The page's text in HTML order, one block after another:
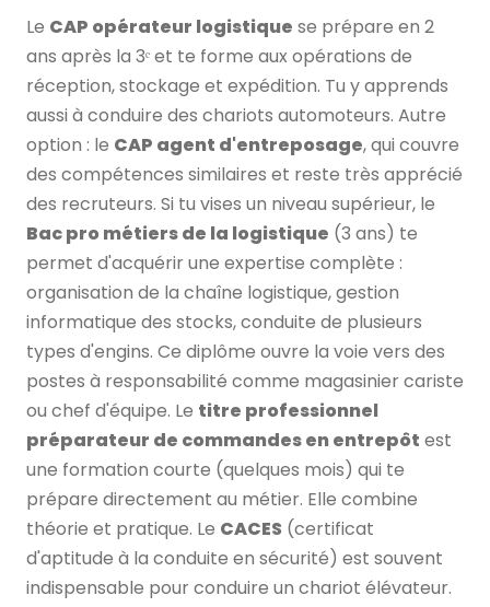
Le CAP opérateur logistique se prépare en 2
ans après la 3ᵉ et te forme aux opérations de
réception, stockage et expédition. Tu y apprends
aussi à conduire des chariots automoteurs. Autre
option : le CAP agent d'entreposage, qui couvre
des compétences similaires et reste très apprécié
des recruteurs. Si tu vises un niveau supérieur, le
Bac pro métiers de la logistique (3 ans) te
permet d'acquérir une expertise complète :
organisation de la chaîne logistique, gestion
informatique des stocks, conduite de plusieurs
types d'engins. Ce diplôme ouvre la voie vers des
postes à responsabilité comme magasinier cariste
ou chef d'équipe. Le titre professionnel
préparateur de commandes en entrepôt est
une formation courte (quelques mois) qui te
prépare directement au métier. Elle combine
théorie et pratique. Le CACES (certificat
d'aptitude à la conduite en sécurité) est souvent
indispensable pour conduire un chariot élévateur.